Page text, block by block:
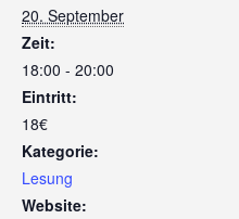
20. September
Zeit:
18:00 - 20:00
Eintritt:
18€
Kategorie:
Lesung
Website: